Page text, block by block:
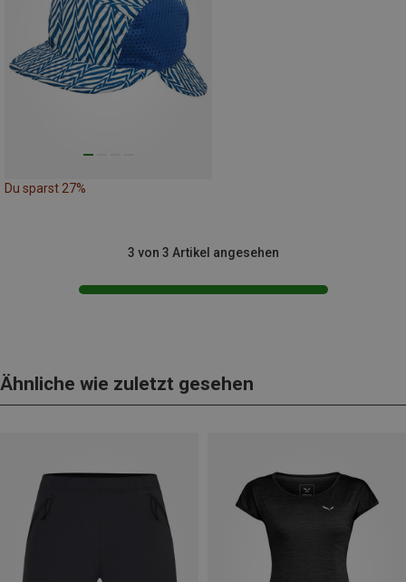
Du sparst 27%
3 von 3 Artikel angesehen
Ähnliche wie zuletzt gesehen